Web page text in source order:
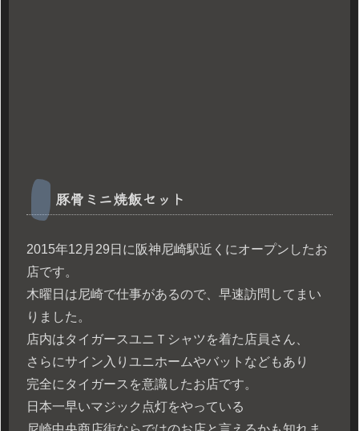
豚骨ミニ焼飯セット
2015年12月29日に阪神尼崎駅近くにオープンしたお
店です。
木曜日は尼崎で仕事があるので、早速訪問してまい
りました。
店内はタイガースユニＴシャツを着た店員さん、
さらにサイン入りユニホームやバットなどもあり
完全にタイガースを意識したお店です。
日本一早いマジック点灯をやっている